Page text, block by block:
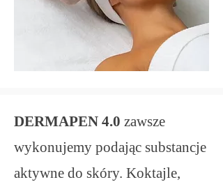
DERMAPEN 4.0 zawsze
wykonujemy podając substancje
aktywne do skóry. Koktajle,